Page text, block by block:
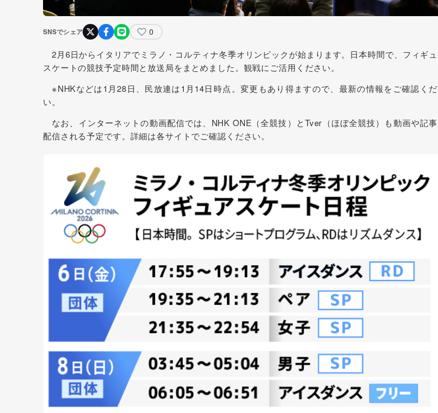
SNSでシェア 0
2月6日からイタリアでミラノ・コルティナ冬季オリンピックが始まります。日本時間で、フィギ
スケートの競技予定時間と放送局をまとめました。観戦にご活用ください。
※NHKなどは1月28日、民放連は1月14日時点。変更もあり得ますので、最新の情報をご確認くだ
い。
なお、インターネットの動画配信では、NHK ONE（全競技）とTver（ほぼ全競技）も動画や記
配信される予定です。詳細は各サイトでご確認ください。